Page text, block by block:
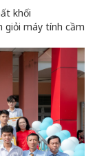
khối
giỏi máy tính cầm